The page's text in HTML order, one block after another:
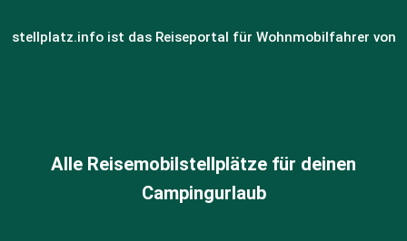
stellplatz.info ist das Reiseportal für Wohnmobilfahrer von
Alle Reisemobilstellplätze für deinen
Campingurlaub